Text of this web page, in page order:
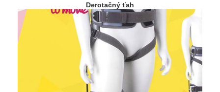
Derotačný ťah